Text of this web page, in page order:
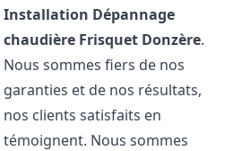
Installation Dépannage
chaudière Frisquet Donzère.
Nous sommes fiers de nos
garanties et de nos résultats,
nos clients satisfaits en
témoignent. Nous sommes